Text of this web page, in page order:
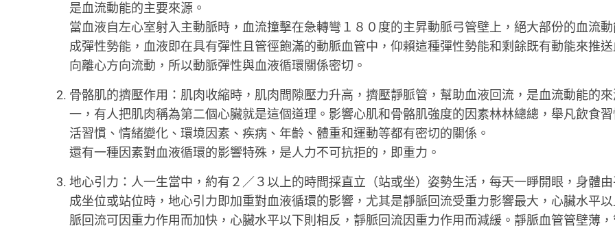
是血流動能的主要來源。
當血液自左心室射入主動脈時，血流撞擊在急轉彎１８０度的主昇動脈弓管壁上，絕大部份的血流
成彈性勢能，血液即在具有彈性且管徑飽滿的動脈血管中，仰賴這種彈性勢能和剩餘既有動能來推
向離心方向流動，所以動脈彈性與血液循環關係密切。
骨骼肌的擠壓作用：肌肉收縮時，肌肉間隙壓力升高，擠壓靜脈管，幫助血液回流，是血流動能的
一，有人把肌肉稱為第二個心臟就是這個道理。影響心肌和骨骼肌強度的因素林林總總，舉凡飲食
活習慣、情緒變化、環境因素、疾病、年齡、體重和運動等都有密切的關係。
還有一種因素對血液循環的影響特殊，是人力不可抗拒的，即重力。
地心引力：人一生當中，約有２／３以上的時間採直立（站或坐）姿勢生活，每天一睜開眼，身體
成坐位或站位時，地心引力即加重對血液循環的影響，尤其是靜脈回流受重力影響最大，心臟水平
脈回流可因重力作用而加快，心臟水平以下則相反，靜脈回流因重力作用而減緩。靜脈血管管壁薄